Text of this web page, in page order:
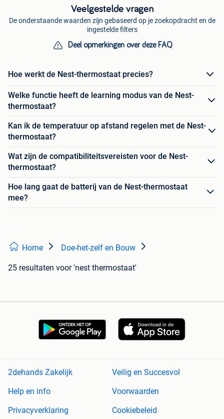
Veelgestelde vragen
De onderstaande waarden zijn gebaseerd op je zoekopdracht en de
ingestelde filters
Deel opmerkingen over deze FAQ
Hoe werkt de Nest-thermostaat precies?
Welke functie heeft de learning modus van de Nest-
thermostaat?
Kan ik de temperatuur op afstand regelen met de Nest-
thermostaat?
Wat zijn de compatibiliteitsvereisten voor de Nest-
thermostaat?
Hoe lang gaat de batterij van de Nest-thermostaat
mee?
Home Doe-het-zelf en Bouw
25 resultaten voor 'nest thermostaat'
2dehands Zakelijk
Veilig en Succesvol
Help en info
Voorwaarden
Privacyverklaring
Cookiebeleid